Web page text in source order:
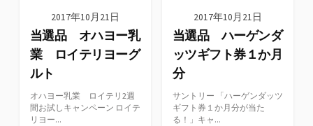
2017年10月21日
当選品 オハヨー乳
業 ロイテリヨーグ
ルト
オハヨー乳業 ロイテリ2週
間お試しキャンペーン ロイテ
リヨー...
2017年10月21日
当選品 ハーゲンダ
ッツギフト券１か月
分
サントリー 「ハーゲンダッツ
ギフト券１か月分が当た
る！」キャ...